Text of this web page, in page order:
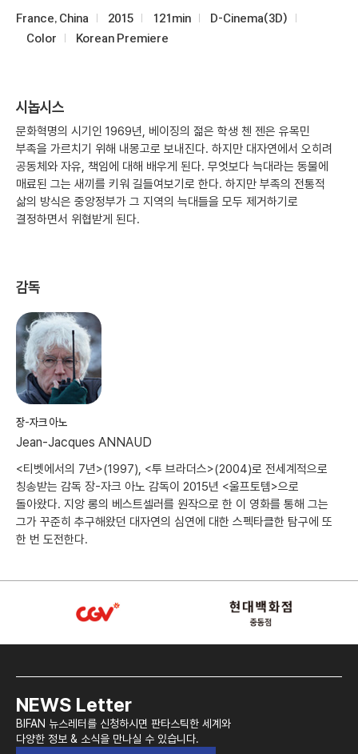
France, China 2015 121min
D-Cinema(3D)
Color
Korean Premiere
시놉시스
문화혁명의 시기인 1969년, 베이징의 젊은 학생 첸 젠은 유목민
부족을 가르치기 위해 내몽고로 보내진다. 하지만 대자연에서 오히려
공동체와 자유, 책임에 대해 배우게 된다. 무엇보다 늑대라는 동물에
매료된 그는 새끼를 키워 길들여보기로 한다. 하지만 부족의 전통적
삶의 방식은 중앙정부가 그 지역의 늑대들을 모두 제거하기로
결정하면서 위협받게 된다.
감독
장-자크 아노
Jean-Jacques ANNAUD
<티벳에서의 7년>(1997), <투 브라더스>(2004)로 전세계적으로
칭송받는 감독 장-자크 아노 감독이 2015년 <울프토템>으로
돌아왔다. 지앙 롱의 베스트셀러를 원작으로 한 이 영화를 통해 그는
그가 꾸준히 추구해왔던 대자연의 심연에 대한 스펙타클한 탐구에 또
한 번 도전한다.
NEWS Letter
BIFAN 뉴스레터를 신청하시면 판타스틱한 세계와
다양한 정보 & 소식을 만나실 수 있습니다.